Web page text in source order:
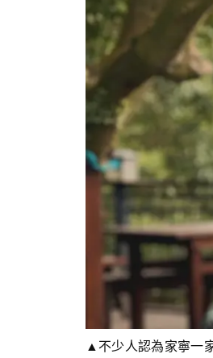
▲不少人認為家寧一